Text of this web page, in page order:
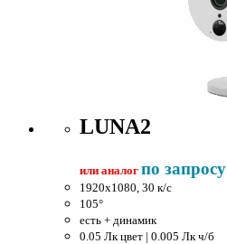
LUNA2
или аналог по запросу
1920x1080, 30 к/c
105°
есть + динамик
0.05 Лк цвет | 0.005 Лк ч/б